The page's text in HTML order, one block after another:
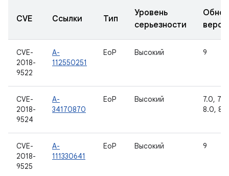
CVE Ссылки Тип
Уровень
серьезности
CVE-
2018-
9522
A-
112550251
EoP Высокий 9
CVE-
2018-
9524
A-
34170870
EoP Высокий
7.0,
8.0, 8.1
CVE-
2018-
9525
A-
111330641
EoP Высокий 9